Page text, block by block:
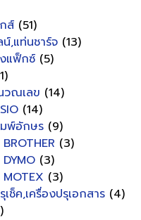
ส์ (51)
,แท่นชาร์จ (13)
แฟ็กซ์ (5)
วณเลข (14)
(14)
พ์อักษร (9)
(3)
(3)
(3)
ช็ค,เครื่องปรุเอกสาร (4)